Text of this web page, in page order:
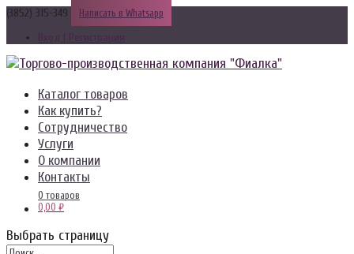
(3852) 315-349 Написать в Whatsapp
Вход | Регистрация
Каталог товаров
Как купить?
Сотрудничество
Услуги
О компании
Контакты
0 товаров
0,00 ₽
Выбрать страницу